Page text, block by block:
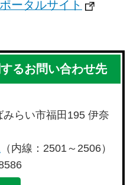
ータルサイト
るお問い合わせ先
らい市福田195 伊奈
（内線：2501～2506）